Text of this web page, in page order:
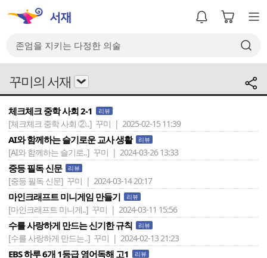
꾸미의 서재
체크체크 중학 사회 2-1 리뷰
[체크체크 중학 사회 ②..] 꾸미 | 2025-02-15 11:39
AI와 함께하는 슬기로운 교사 생활 리뷰
[AI와 함께하는 슬기로..] 꾸미 | 2024-03-26 13:33
중등 필독 신문 리뷰
[중등 필독 신문] 꾸미 | 2024-03-14 20:17
마인크래프트 미니게임 만들기 리뷰
[마인크래프트 미니게..] 꾸미 | 2024-03-11 15:56
수를 사랑하게 만드는 신기한 규칙 리뷰
[수를 사랑하게 만드는..] 꾸미 | 2024-02-13 21:23
EBS 하루 6개 1등급 영어독해 고1 리뷰